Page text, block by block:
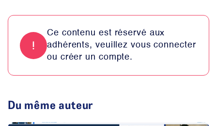
Ce contenu est réservé aux
adhérents, veuillez vous connecter
ou créer un compte.
Du même auteur